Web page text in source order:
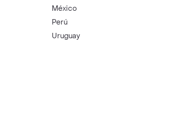
México
Perú
Uruguay